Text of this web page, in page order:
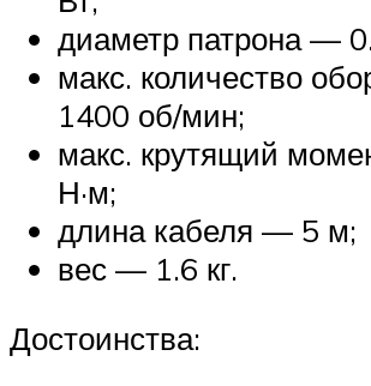
диаметр патрона —
макс. количество
1400 об/мин;
макс. крутящий
Н·м;
длина кабеля — 5 м;
вес — 1.6 кг.
Достоинства: